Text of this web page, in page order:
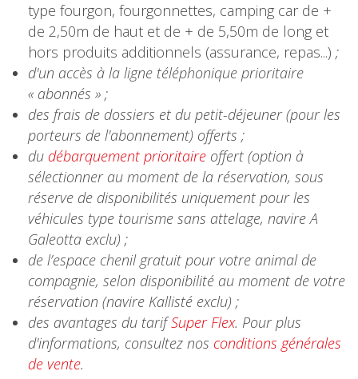
type fourgon, fourgonnettes, camping car de +
de 2,50m de haut et de + de 5,50m de long et
hors produits additionnels (assurance, repas...) ;
d'un accès à la ligne téléphonique prioritaire
« abonnés » ;
des frais de dossiers et du petit-déjeuner (pour les
porteurs de l'abonnement) offerts ;
du débarquement prioritaire offert (option à
sélectionner au moment de la réservation, sous
réserve de disponibilités uniquement pour les
véhicules type tourisme sans attelage, navire A
Galeotta exclu) ;
de l’espace chenil gratuit pour votre animal de
compagnie, selon disponibilité au moment de votre
réservation (navire Kallisté exclu) ;
des avantages du tarifSuper Flex. Pour plus
d'informations, consultez nos conditions générales
de vente.